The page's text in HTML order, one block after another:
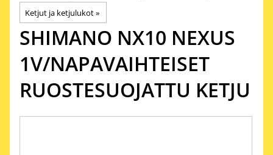
Ketjut ja ketjulukot‪»
SHIMANO NX10 NEXUS
1V/NAPAVAIHTEISET
RUOSTESUOJATTU KETJU